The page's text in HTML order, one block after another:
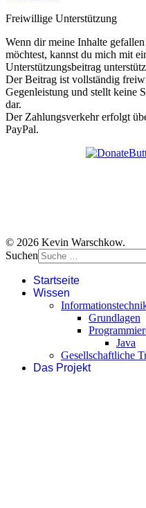
Freiwillige Unterstützung
Wenn dir meine Inhalte
möchtest, kannst du mich mit
Unterstützungsbeitrag
Der Beitrag ist vollständig
Gegenleistung und stellt keine
dar.
Der Zahlungsverkehr erfolgt
PayPal.
© 2026 Kevin Warschkow.
Suchen
Startseite
Wissen
Grundlagen
Java
Gesellschaftliche
Das Projekt